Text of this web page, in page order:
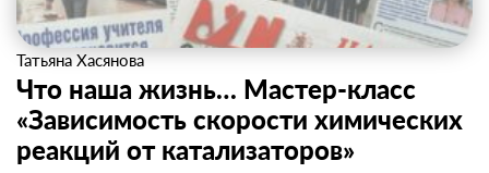
Татьяна Хасянова
Что наша жизнь… Мастер-класс
«Зависимость скорости химических
реакций от катализаторов»